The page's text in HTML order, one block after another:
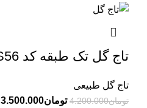
تاج گل تک طبقه کد NS56
تاج گل طبیعی
تومان4.200.000 تومان3.500.000